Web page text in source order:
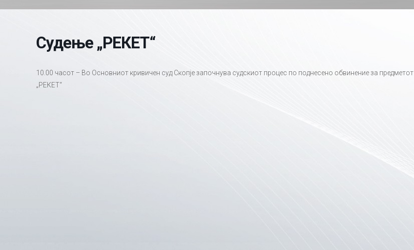
Судење „РЕКЕТ“
10.00 часот – Во Основниот кривичен суд Скопје започнува судскиот процес по поднесено обвинение за предметот
„РЕКЕТ“